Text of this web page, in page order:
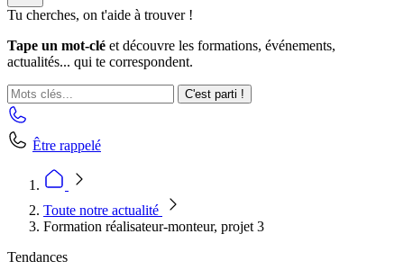
Tu cherches, on t'aide à trouver !
Tape un mot-clé et découvre les formations, événements,
actualités... qui te correspondent.
C'est parti !
Être rappelé
Toute notre actualité
Formation réalisateur-monteur, projet 3
Tendances